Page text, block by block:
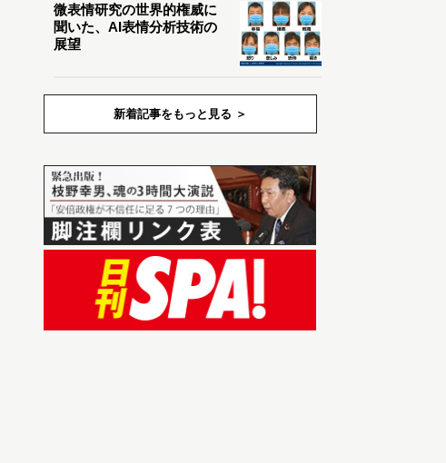
微表情研究の世界的権威に
聞いた、AI表情分析技術の
展望
新着記事をもっと見る